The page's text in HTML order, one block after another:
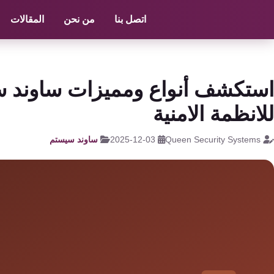
اتصل بنا من نحن المقالات كاميرات مراقبة zkteco
استكشف أنواع ومميزات
للانظمة الامنية
ساوند سيستم
كالون
الباب
الذكي
و